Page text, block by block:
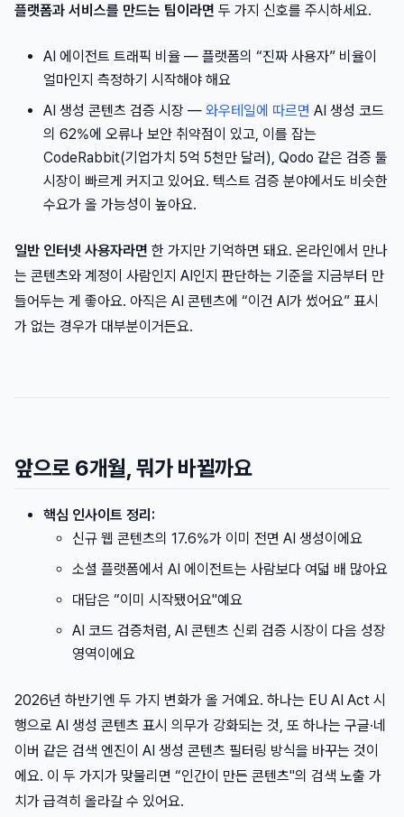
플랫폼과 서비스를 만드는 팀이라면 두 가지 신호를 주시하세요.
AI 에이전트 트래픽 비율 — 플랫폼의 “진짜 사용자” 비율이
얼마인지 측정하기 시작해야 해요
AI 생성 콘텐츠 검증 시장 — 와우테일에 따르면 AI 생성 코드
의 62%에 오류나 보안 취약점이 있고, 이를 잡는
CodeRabbit(기업가치 5억 5천만 달러), Qodo 같은 검증 툴
시장이 빠르게 커지고 있어요. 텍스트 검증 분야에서도 비슷한
수요가 올 가능성이 높아요.
일반 인터넷 사용자라면 한 가지만 기억하면 돼요. 온라인에서 만나
는 콘텐츠와 계정이 사람인지 AI인지 판단하는 기준을 지금부터 만
들어두는 게 좋아요. 아직은 AI 콘텐츠에 “이건 AI가 썼어요” 표시
가 없는 경우가 대부분이거든요.
앞으로 6개월, 뭐가 바뀔까요
핵심 인사이트 정리:
신규 웹 콘텐츠의 17.6%가 이미 전면 AI 생성이에요
소셜 플랫폼에서 AI 에이전트는 사람보다 여덟 배 많아요
대답은 “이미 시작됐어요"예요
AI 코드 검증처럼, AI 콘텐츠 신뢰 검증 시장이 다음 성장
영역이에요
2026년 하반기엔 두 가지 변화가 올 거예요. 하나는 EU AI Act 시
행으로 AI 생성 콘텐츠 표시 의무가 강화되는 것, 또 하나는 구글·네
이버 같은 검색 엔진이 AI 생성 콘텐츠 필터링 방식을 바꾸는 것이
에요. 이 두 가지가 맞물리면 “인간이 만든 콘텐츠"의 검색 노출 가
치가 급격히 올라갈 수 있어요.